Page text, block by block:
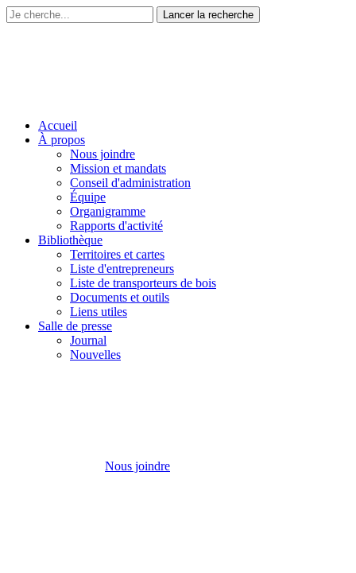
Accueil
À propos
Nous joindre
Mission et mandats
Conseil d'administration
Équipe
Organigramme
Rapports d'activité
Bibliothèque
Territoires et cartes
Liste d'entrepreneurs
Liste de transporteurs de bois
Documents et outils
Liens utiles
Salle de presse
Journal
Nouvelles
Nous joindre